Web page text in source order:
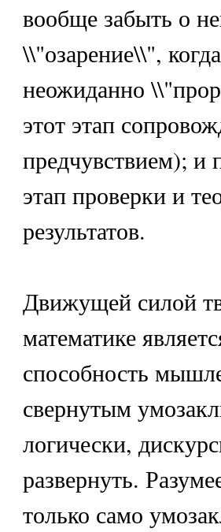
вообще забыть о
\\"озарение\\",
неожиданно
этот этап
предчувствием); и
этап проверки и
результатов.
Движущей силой
математике
способность
свернутым
логически,
развернуть.
только само